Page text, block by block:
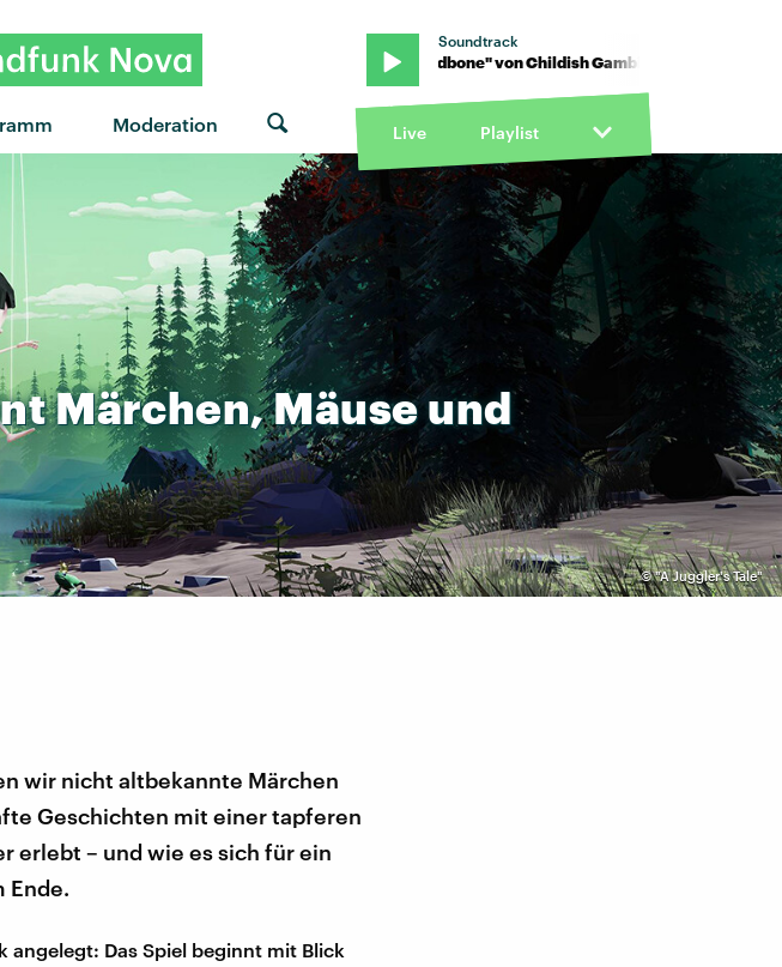
Moderation
Soundtrack
"Redbone" von Childish Gambino · "Redbone" von Childish Gambino · "Redbone" von
Live Playlist
©"A Juggler's Tale"
Märchen,Mäuse und
wir nicht altbekannte Märchen
Geschichten mit einer tapferen
erlebt – und wie es sich für ein
Ende.
angelegt: Das Spiel beginnt mit Blick